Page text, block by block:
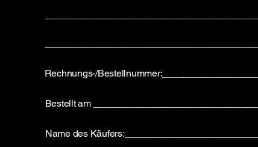
Rechnungs-/
Bestellt am
Name des